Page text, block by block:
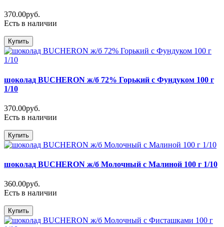
370.00руб.
Есть в наличии
Купить
шоколад BUCHERON ж/б 72% Горький с Фундуком 100 г
1/10
370.00руб.
Есть в наличии
Купить
шоколад BUCHERON ж/б Молочный с Малиной 100 г 1/10
360.00руб.
Есть в наличии
Купить